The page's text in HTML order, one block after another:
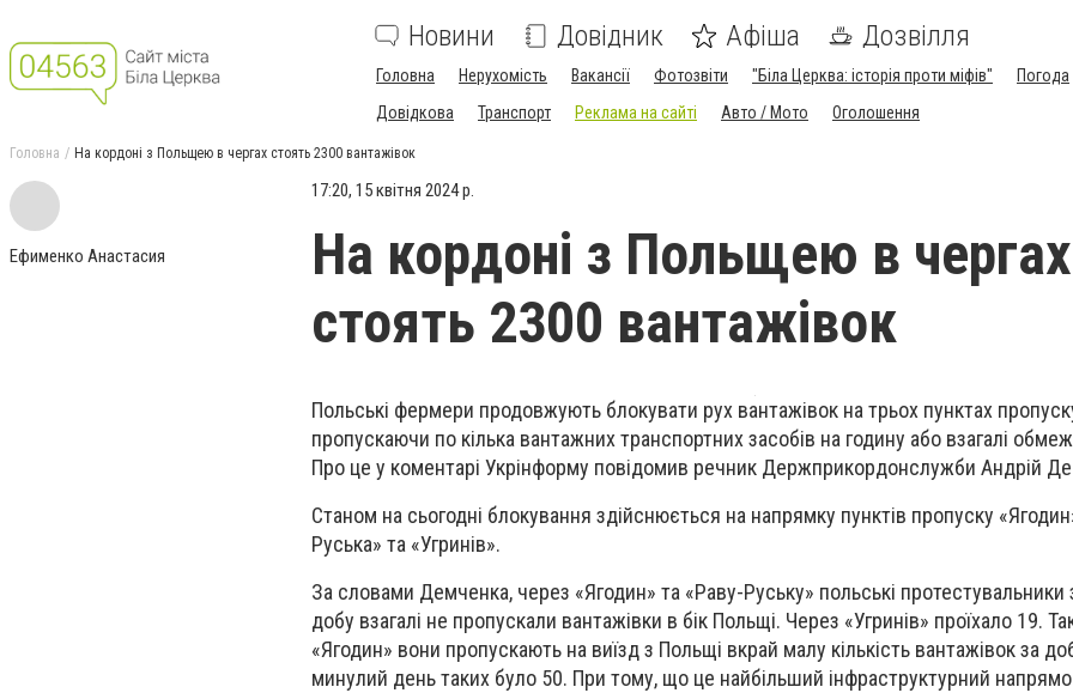
Новини Довідник Афіша Дозвілля
Головна Нерухомість Вакансії Фотозвіти "Біла Церква: історія проти міфів"
Погода
Довідкова
Транспорт Реклама на сайті Авто / Мото Оголошення
Головна На кордоні з Польщею в чергах стоять 2300 вантажівок
Ефименко Анастасия
17:20, 15 квітня 2024 р.
На кордоні з Польщею в чергах
стоять 2300 вантажівок
Польські фермери продовжують блокувати рух вантажівок на трьох пунктах
пропускаючи по кілька вантажних транспортних засобів на годину або взагалі
Про це у коментарі Укрінформу повідомив речник Держприкордонслужби Андрій
Станом на сьогодні блокування здійснюється на напрямку пунктів пропуску
Руська» та «Угринів».
За словами Демченка, через «Ягодин» та «Раву-Руську» польські протестувальники
добу взагалі не пропускали вантажівки в бік Польщі. Через «Угринів» проїхало 19.
«Ягодин» вони пропускають на виїзд з Польщі вкрай малу кількість вантажівок за
минулий день таких було 50. При тому, що це найбільший інфраструктурний